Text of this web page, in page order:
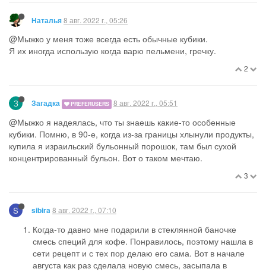
Наталья8 авг. 2022 г., 05:26
@Мыжко у меня тоже всегда есть обычные кубики.
Я их иногда использую когда варю пельмени, гречку.
2
З Загадка PREFERUSERS 8 авг. 2022 г., 05:51
@Мыжко я надеялась, что ты знаешь какие-то особенные
кубики. Помню, в 90-е, когда из-за границы хлынули продукты,
купила я израильский бульонный порошок, там был сухой
концентрированный бульон. Вот о таком мечтаю.
3
S sibira 8 авг. 2022 г., 07:10
Когда-то давно мне подарили в стеклянной баночке
смесь специй для кофе. Понравилось, поэтому нашла в
сети рецепт и с тех пор делаю его сама. Вот в начале
августа как раз сделала новую смесь, засыпала в